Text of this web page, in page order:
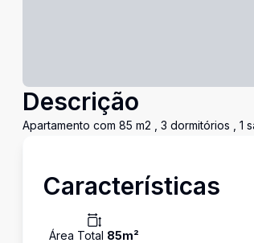
Descrição
Apartamento com 85 m2 , 3 dormitórios , 1
Características
Área Total 85m²